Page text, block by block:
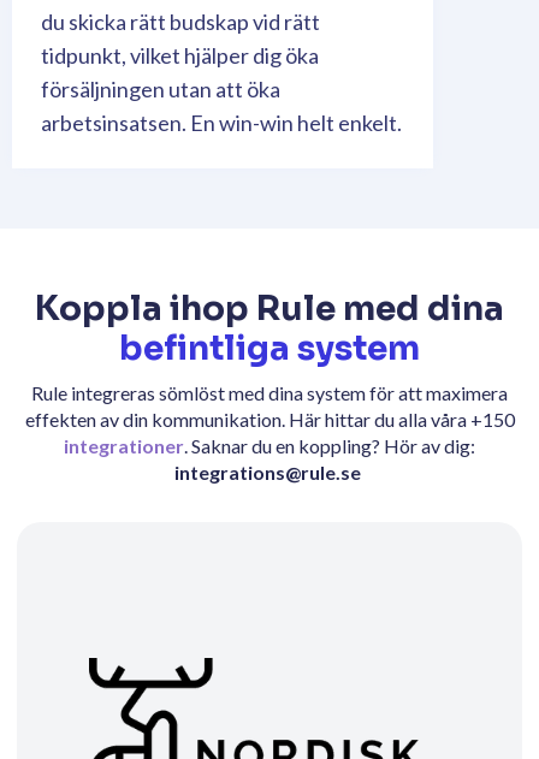
du skicka rätt budskap vid rätt
tidpunkt, vilket hjälper dig öka
försäljningen utan att öka
arbetsinsatsen. En win-win helt enkelt.
Koppla ihop Rule med dina
befintliga system
Rule integreras sömlöst med dina system för att maximera
effekten av din kommunikation. Här hittar du alla våra +150
integrationer. Saknar du en koppling? Hör av dig:
integrations@rule.se